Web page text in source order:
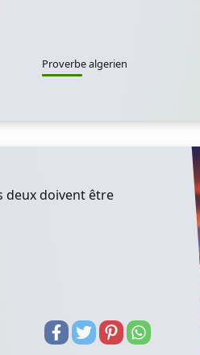
Proverbe algerien
deux doivent être